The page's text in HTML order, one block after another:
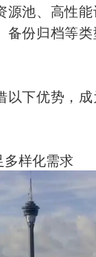
源池、高性
备份归档等
以下优势，
样化需求